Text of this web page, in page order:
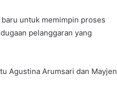
untuk memimpin proses
pelanggaran yang
Agustina Arumsari dan Mayjen